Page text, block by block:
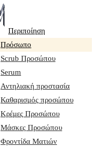
Περιποίηση
Πρόσωπο
Scrub Προσώπου
Serum
Αντηλιακή προστασία
Καθαρισμός προσώπου
Κρέμες Προσώπου
Μάσκες Προσώπου
Φροντίδα Ματιών